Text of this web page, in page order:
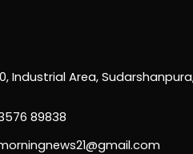
Industrial Area,
89838